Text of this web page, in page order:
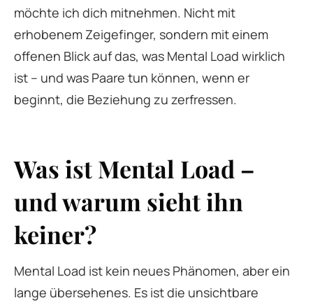
möchte ich dich mitnehmen. Nicht mit
erhobenem Zeigefinger, sondern mit einem
offenen Blick auf das, was Mental Load wirklich
ist – und was Paare tun können, wenn er
beginnt, die Beziehung zu zerfressen.
Was ist Mental Load –
und warum sieht ihn
keiner?
Mental Load ist kein neues Phänomen, aber ein
lange übersehenes. Es ist die unsichtbare